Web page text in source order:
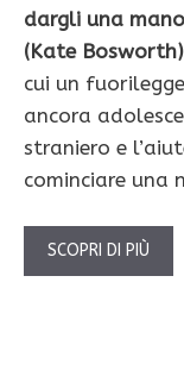
dargli una
(Kate Bosworth)
cui un
ancora
straniero e
cominciare una
SCOPRI DI PIÙ